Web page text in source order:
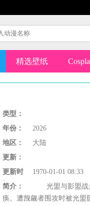
精选壁纸
类型：
年份：
2026
地区：
大陆
更新：
更新时
间：
1970-01-01 08:33
简介：
光盟与影盟战火
痪。遭觊觎者围攻时被光盟